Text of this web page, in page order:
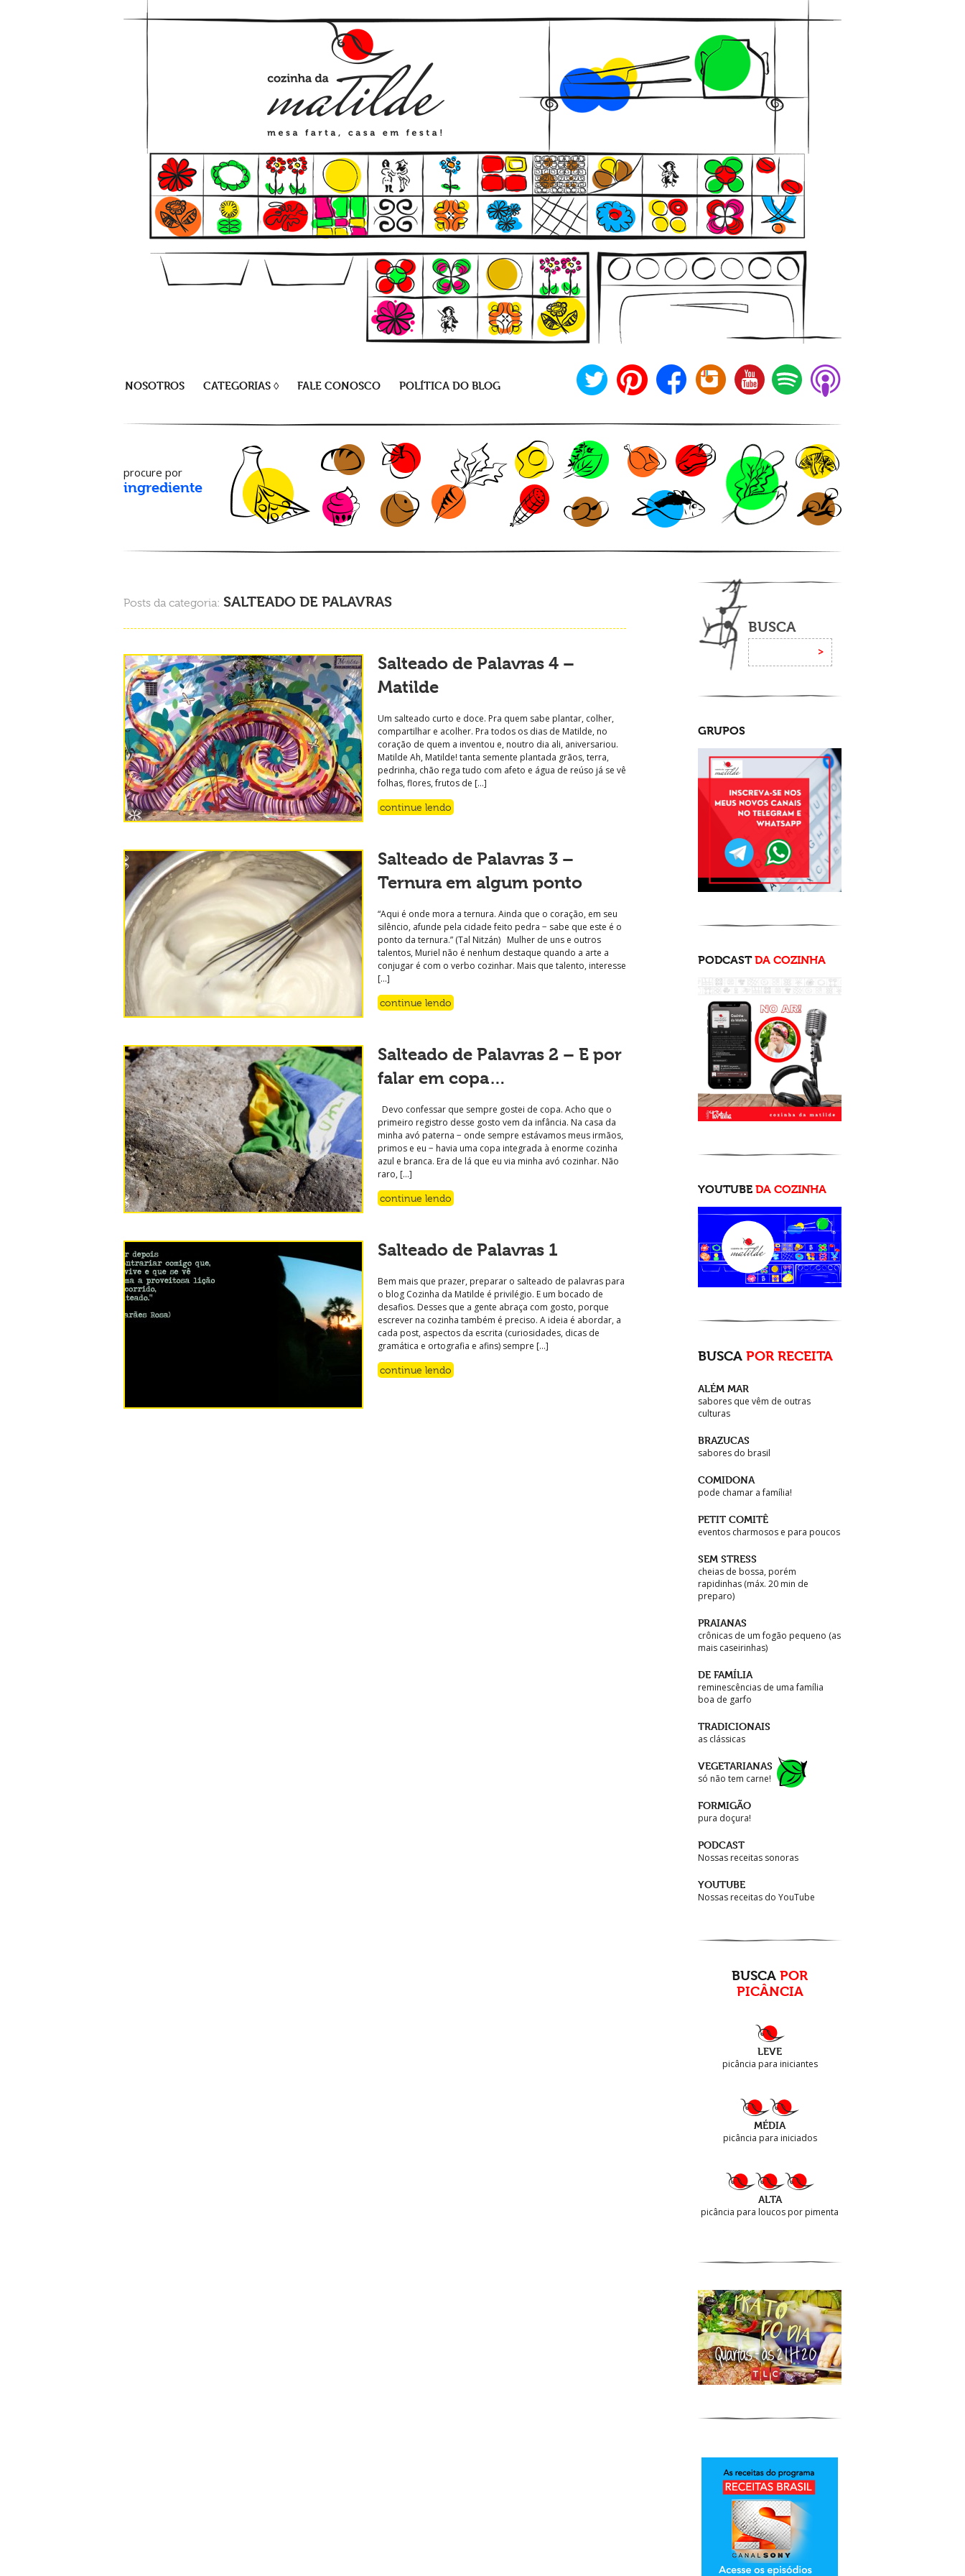
NOSOTROS CATEGORIAS ◊ FALE CONOSCO POLÍTICA DO BLOG
procure por
ingrediente
Posts da categoria: SALTEADO DE PALAVRAS
Salteado de Palavras 4 –
Matilde
Um salteado curto e doce. Pra quem sabe plantar, colher,
compartilhar e acolher. Pra todos os dias de Matilde, no
coração de quem a inventou e, noutro dia ali, aniversariou.
Matilde Ah, Matilde! tanta semente plantada grãos, terra,
pedrinha, chão rega tudo com afeto e água de reúso já se vê
folhas, flores, frutos de […]
continue lendo
Salteado de Palavras 3 –
Ternura em algum ponto
“Aqui é onde mora a ternura. Ainda que o coração, em seu
silêncio, afunde pela cidade feito pedra − sabe que este é o
ponto da ternura.” (Tal Nitzán) Mulher de uns e outros
talentos, Muriel não é nenhum destaque quando a arte a
conjugar é com o verbo cozinhar. Mais que talento, interesse
[…]
continue lendo
Salteado de Palavras 2 – E por
falar em copa…
Devo confessar que sempre gostei de copa. Acho que o
primeiro registro desse gosto vem da infância. Na casa da
minha avó paterna − onde sempre estávamos meus irmãos,
primos e eu − havia uma copa integrada à enorme cozinha
azul e branca. Era de lá que eu via minha avó cozinhar. Não
raro, […]
continue lendo
Salteado de Palavras 1
Bem mais que prazer, preparar o salteado de palavras para
o blog Cozinha da Matilde é privilégio. E um bocado de
desafios. Desses que a gente abraça com gosto, porque
escrever na cozinha também é preciso. A ideia é abordar, a
cada post, aspectos da escrita (curiosidades, dicas de
gramática e ortografia e afins) sempre […]
continue lendo
BUSCA
GRUPOS
PODCASTDA COZINHA
YOUTUBE DA COZINHA
BUSCA POR RECEITA
ALÉM MAR
sabores que vêm de outras
culturas
BRAZUCAS
sabores do brasil
COMIDONA
pode chamar a família!
PETIT COMITÊ
eventos charmosos e para poucos
SEM STRESS
cheias de bossa, porém
rapidinhas (máx. 20 min de
preparo)
PRAIANAS
crônicas de um fogão pequeno (as
mais caseirinhas)
DE FAMÍLIA
reminescências de uma família
boa de garfo
TRADICIONAIS
as clássicas
VEGETARIANAS
só não tem carne!
FORMIGÃO
pura doçura!
PODCAST
Nossas receitas sonoras
YOUTUBE
Nossas receitas do YouTube
BUSCA POR
PICÂNCIA
LEVE
picância para iniciantes
MÉDIA
picância para iniciados
ALTA
picância para loucos por pimenta